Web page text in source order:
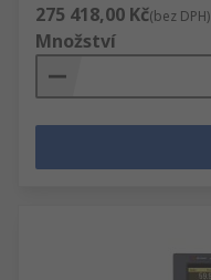
275 418,00 Kč(bez DPH)
Množství